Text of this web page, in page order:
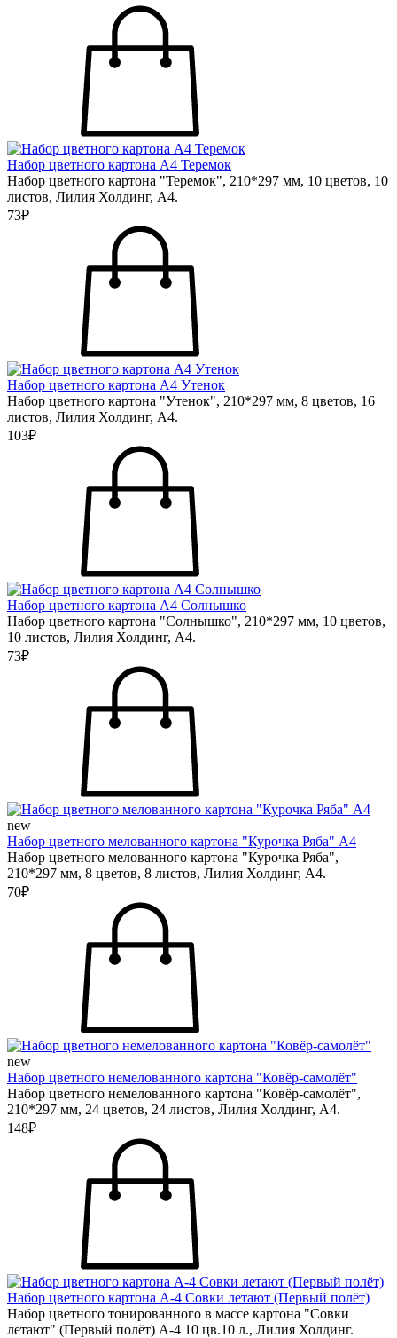
Набор цветного картона А4 Теремок
Набор цветного картона "Теремок", 210*297 мм, 10 цветов, 10
листов, Лилия Холдинг, А4.
73₽
Набор цветного картона А4 Утенок
Набор цветного картона "Утенок", 210*297 мм, 8 цветов, 16
листов, Лилия Холдинг, А4.
103₽
Набор цветного картона А4 Солнышко
Набор цветного картона "Солнышко", 210*297 мм, 10 цветов,
10 листов, Лилия Холдинг, А4.
73₽
new
Набор цветного мелованного картона "Курочка Ряба" А4
Набор цветного мелованного картона "Курочка Ряба",
210*297 мм, 8 цветов, 8 листов, Лилия Холдинг, А4.
70₽
new
Набор цветного немелованного картона "Ковёр-самолёт"
Набор цветного немелованного картона "Ковёр-самолёт",
210*297 мм, 24 цветов, 24 листов, Лилия Холдинг, А4.
148₽
Набор цветного картона А-4 Совки летают (Первый полёт)
Набор цветного тонированного в массе картона "Совки
летают" (Первый полёт) А-4 10 цв.10 л., Лилия Холдинг.